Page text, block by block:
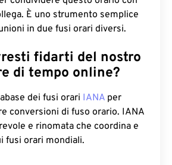
È uno strumento semplice
in due fusi orari diversi.
fidarti del nostro
di tempo online?
dei fusi orari IANA per
conversioni di fuso orario. IANA
e rinomata che coordina e
fusi orari mondiali.